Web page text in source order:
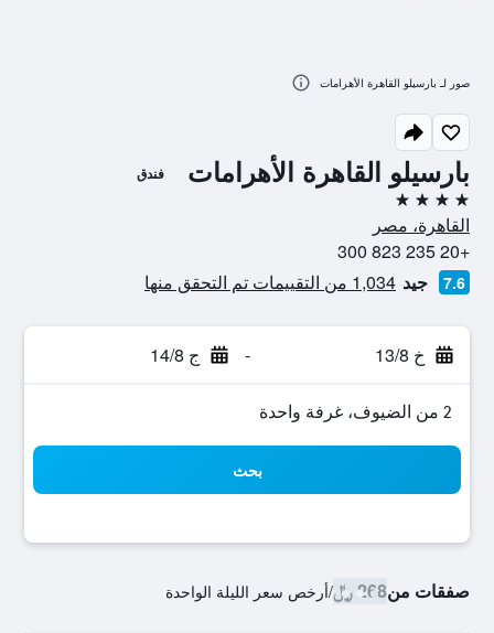
بارسيلو القاهرة الأهرامات فندق
4 نجوم
القاهرة، مصر
+20 235 823 300
7.6 جيد 1,034 من التقييمات تم التحقق منها
خ 13/8 - ج 14/8
2 من الضيوف، غرفة واحدة
بحث
صفقات من268 ﷼ /أرخص سعر الليلة الواحدة
صور لـ بارسيلو القاهرة الأهرامات